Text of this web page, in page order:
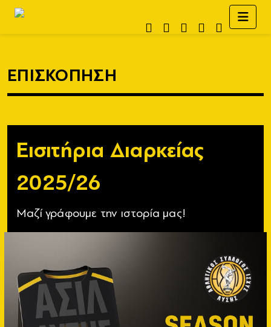
ΕΠΙΣΚΟΠΗΣΗ
Εισιτήρια Διαρκείας
2025/26
Μαζί γράφουμε την ιστορία μας!